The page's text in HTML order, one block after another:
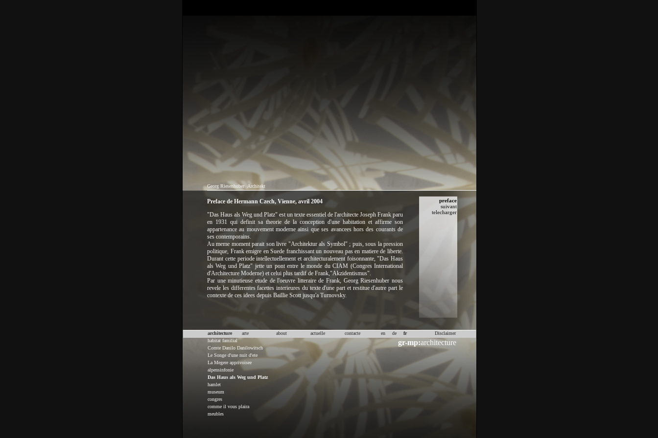
Georg Riesenhuber Architekt
Preface de Hermann Czech, Vienne, avril 2004
"Das Haus als Weg und Platz" est un texte essentiel de l'architecte Joseph Frank paru
en 1931 qui definit sa theorie de la conception d'une habitation et affirme son
appartenance au mouvement moderne ainsi que ses avancees hors des courants de
ses contemporains.
Au meme moment parait son livre "Architektur als Symbol" ; puis, sous la pression
politique, Frank emigre en Suede franchissant un nouveau pas en matiere de liberte.
Durant cette periode intellectuellement et architecturalement foisonnante, "Das Haus
als Weg und Platz" jette un pont entre le monde du CIAM (Congres International
d'Architecture Moderne) et celui plus tardif de Frank,"Akzidentismus".
Par une minutieuse etude de l'oeuvre litteraire de Frank, Georg Riesenhuber nous
revele les differentes facettes interieures du texte d'une part et restitue d'autre part le
contexte de ces idees depuis Baillie Scott jusqu'a Turnovsky.
preface
suivant
telecharger
gr-mp:architecture
architecture
habitat familial
Comte Danilo Danilowitsch
Le Songe d'une nuit d'ete
La Megere apprivoisee
alpensinfonie
Das Haus als Weg und Platz
hamlet
museum
congres
comme il vous plaira
meubles
arte about actuelle contacte en de fr Disclaimer